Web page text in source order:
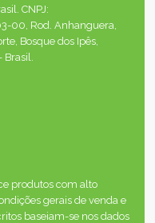
CNPJ:
00, Rod. Anhanguera,
Bosque dos Ipês,
Brasil.
produtos com alto
gerais de venda e
baseiam-se nos dados